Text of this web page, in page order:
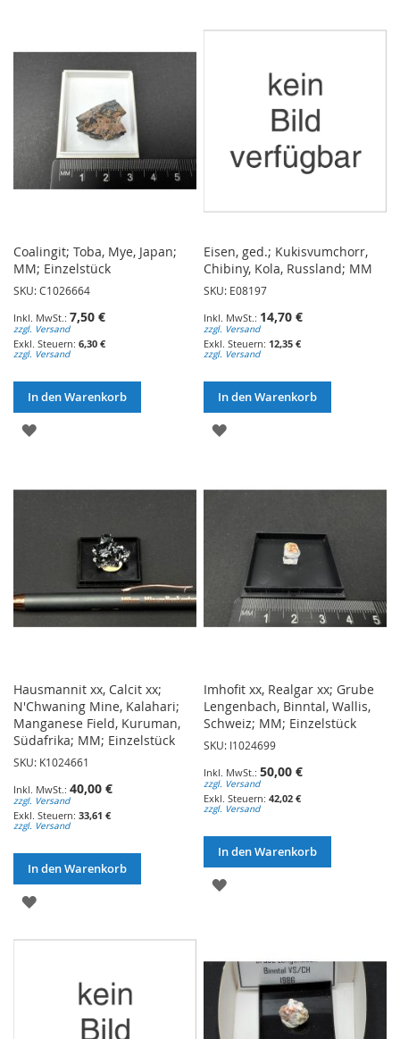
Coalingit; Toba, Mye, Japan;
MM; Einzelstück
SKU: C1026664
7,50 €
zzgl. Versand
6,30 €
zzgl. Versand
In den Warenkorb
ZUR
HINZUFÜGEN
Eisen, ged.; Kukisvumchorr,
Chibiny, Kola, Russland; MM
SKU: E08197
14,70 €
zzgl. Versand
12,35 €
zzgl. Versand
In den Warenkorb
ZUR
HINZUFÜGEN
Hausmannit xx, Calcit xx;
N'Chwaning Mine, Kalahari;
Manganese Field, Kuruman,
Südafrika; MM; Einzelstück
SKU: K1024661
40,00 €
zzgl. Versand
33,61 €
zzgl. Versand
In den Warenkorb
ZUR
Imhofit xx, Realgar xx; Grube
Lengenbach, Binntal, Wallis,
Schweiz; MM; Einzelstück
SKU: I1024699
50,00 €
zzgl. Versand
42,02 €
zzgl. Versand
In den Warenkorb
ZUR